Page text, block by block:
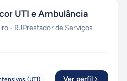
UTI e Ambulância
- RJPrestador de Serviços
(UTI)
Ver perfil